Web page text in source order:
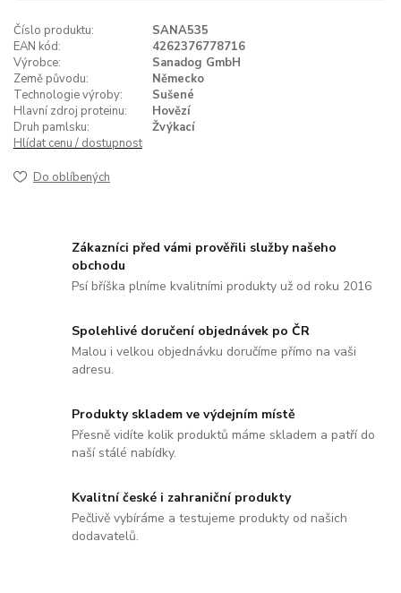
Číslo produktu:
SANA535
EAN kód:
4262376778716
Výrobce:
Sanadog GmbH
Země původu:
Německo
Technologie výroby:
Sušené
Hlavní zdroj proteinu:
Hovězí
Druh pamlsku:
Žvýkací
Hlídat cenu / dostupnost
Do oblíbených
Zákazníci před vámi prověřili služby našeho
obchodu
Psí bříška plníme kvalitními produkty už od roku 2016
Spolehlivé doručení objednávek po ČR
Malou i velkou objednávku doručíme přímo na vaši
adresu.
Produkty skladem ve výdejním místě
Přesně vidíte kolik produktů máme skladem a patří do
naší stálé nabídky.
Kvalitní české i zahraniční produkty
Pečlivě vybíráme a testujeme produkty od našich
dodavatelů.